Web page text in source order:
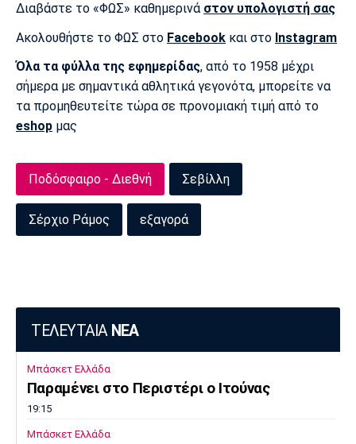
Διαβάστε το «ΦΩΣ» καθημερινά στον υπολογιστή σας
Ακολουθήστε το ΦΩΣ στο Facebook και στο Instagram
Όλα τα φύλλα της εφημερίδας, από το 1958 μέχρι
σήμερα με σημαντικά αθλητικά γεγονότα, μπορείτε να
τα προμηθευτείτε τώρα σε προνομιακή τιμή από το
eshop μας
Ποδόσφαιρο - Διεθνή Σεβίλλη
Σέρχιο Ράμος εξαγορά
ΤΕΛΕΥΤΑΙΑ ΝΕΑ
Μπάσκετ Ελλάδα
Παραμένει στο Περιστέρι ο Ιτούνας
19:15
Μπάσκετ Ελλάδα